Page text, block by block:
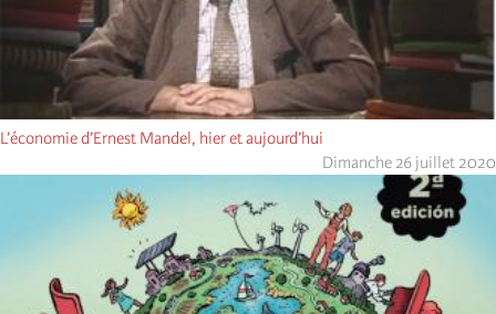
L’économie d’Ernest Mandel, hier et aujourd’hui
Dimanche 26 juillet 2020